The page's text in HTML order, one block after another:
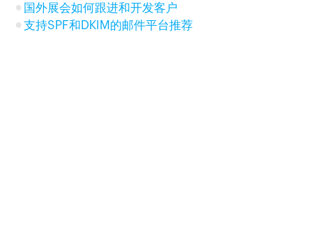
国外展会如何跟进和开发客户
支持SPF和DKIM的邮件平台推荐